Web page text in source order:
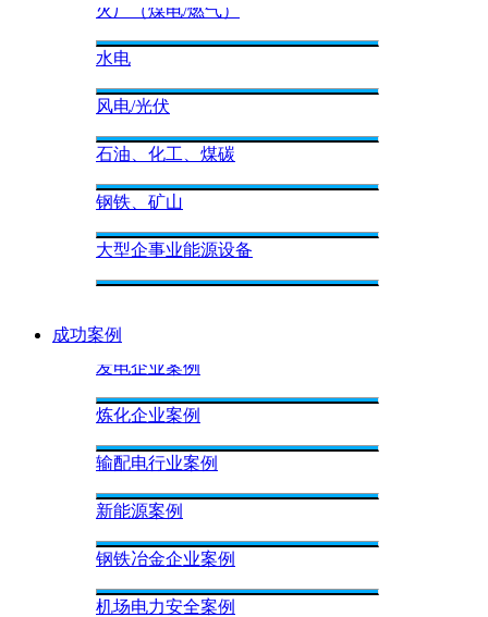
火厂（煤电/燃气）
水电
风电/光伏
石油、化工、煤碳
钢铁、矿山
大型企事业能源设备
成功案例
发电企业案例
炼化企业案例
输配电行业案例
新能源案例
钢铁冶金企业案例
机场电力安全案例